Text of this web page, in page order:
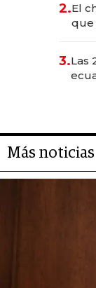
2.El
que
3.Las
Más noticias